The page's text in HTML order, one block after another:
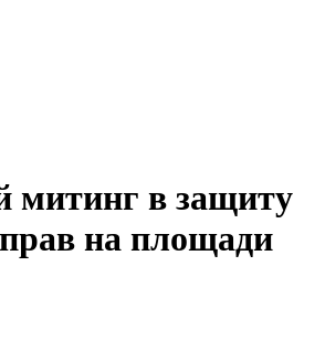
митинг в защиту
на площади